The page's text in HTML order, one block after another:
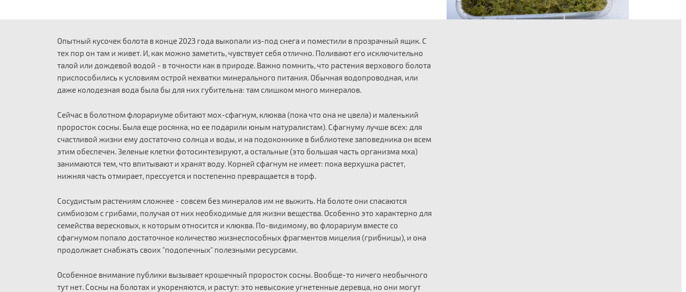
Опытный кусочек болота в конце 2023 года выкопали из-под снега и поместили в прозрачный ящик. С
тех пор он там и живет. И, как можно заметить, чувствует себя отлично. Поливают его исключительно
талой или дождевой водой - в точности как в природе. Важно помнить, что растения верхового болота
приспособились к условиям острой нехватки минерального питания. Обычная водопроводная, или
даже колодезная вода была бы для них губительна: там слишком много минералов.
Сейчас в болотном флорариуме обитают мох-сфагнум, клюква (пока что она не цвела) и маленький
проросток сосны. Была еще росянка, но ее подарили юным натуралистам). Сфагнуму лучше всех: для
счастливой жизни ему достаточно солнца и воды, и на подоконнике в библиотеке заповедника он всем
этим обеспечен. Зеленые клетки фотосинтезируют, а остальные (это большая часть организма мха)
занимаются тем, что впитывают и хранят воду. Корней сфагнум не имеет: пока верхушка растет,
нижняя часть отмирает, прессуется и постепенно превращается в торф.
Сосудистым растениям сложнее - совсем без минералов им не выжить. На болоте они спасаются
симбиозом с грибами, получая от них необходимые для жизни вещества. Особенно это характерно для
семейства вересковых, к которым относится и клюква. По-видимому, во флорариум вместе со
сфагнумом попало достаточное количество жизнеспособных фрагментов мицелия (грибницы), и она
продолжает снабжать своих "подопечных" полезными ресурсами.
Особенное внимание публики вызывает крошечный проросток сосны. Вообще-то ничего необычного
тут нет. Сосны на болотах и укореняются, и растут: это невысокие угнетенные деревца, но они могут